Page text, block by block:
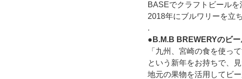
BASEでクラフトビールを
2018年にブルワリーを立
.
●B.M.B BREWERYのビー
「九州、宮崎の食を使っ
という新年をお持ちで、
地元の果物を活用してビ